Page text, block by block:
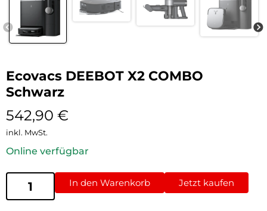
Ecovacs DEEBOT X2 COMBO
Schwarz
542,90 €
inkl. MwSt.
Online verfügbar
In den Warenkorb Jetzt kaufen